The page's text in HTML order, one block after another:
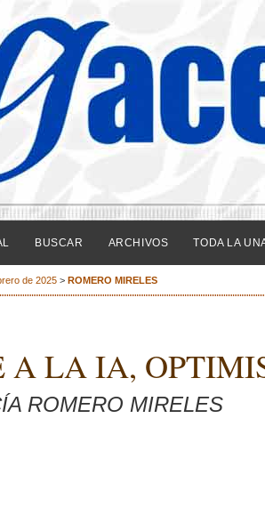
BUSCAR ARCHIVOS TODA LA
de 2025 > ROMERO MIRELES
A LA IA,
ROMERO MIRELES